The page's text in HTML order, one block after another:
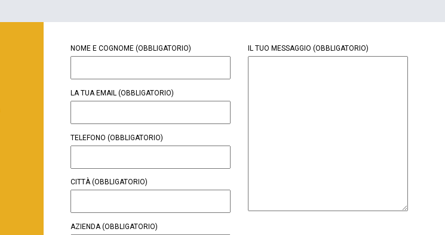
NOME E COGNOME (OBBLIGATORIO) IL TUO MESSAGGIO (OBBLIGATORIO)
LA TUA EMAIL (OBBLIGATORIO)
TELEFONO (OBBLIGATORIO)
CITTÀ (OBBLIGATORIO)
AZIENDA (OBBLIGATORIO)